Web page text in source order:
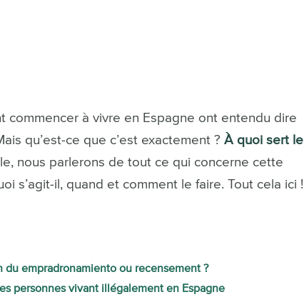
commencer à vivre en Espagne ont entendu dire
qu’est-ce que c’est exactement ?À quoi sert le
nous parlerons de tout ce qui concerne cette
s’agit-il, quand et comment le faire. Tout cela ici !
empradronamiento ou recensement ?
personnes vivant illégalement en Espagne